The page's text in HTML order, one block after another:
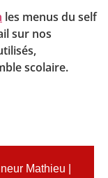
les menus du self
sur nos
scolaire.
Mathieu |